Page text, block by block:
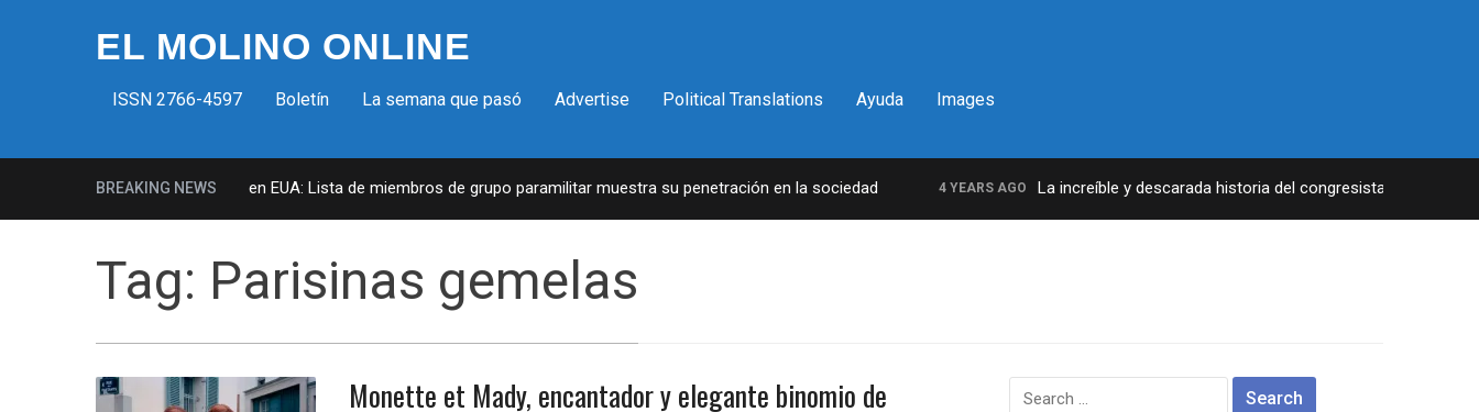
EL MOLINO ONLINE
ISSN 2766-4597 Boletín La semana que pasó Advertise Political Translations Ayuda Images
BREAKING NEWS
Milicias fascistas en EUA: Lista de miembros de grupo paramilitar muestra su penetración en la sociedad 4 YEARS AGO La increíble y descarada historia del congresista por NY George
Tag: Parisinas gemelas
Monette et Mady, encantador y elegante binomio de
Search